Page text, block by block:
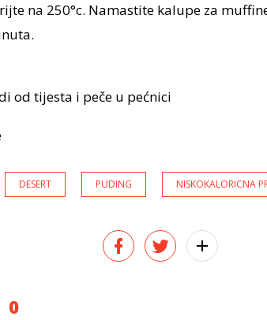
na 250°c. Namastite kalupe za
od tijesta i peče u pećnici
DESERT PUDING NISKOKALORICNA
0